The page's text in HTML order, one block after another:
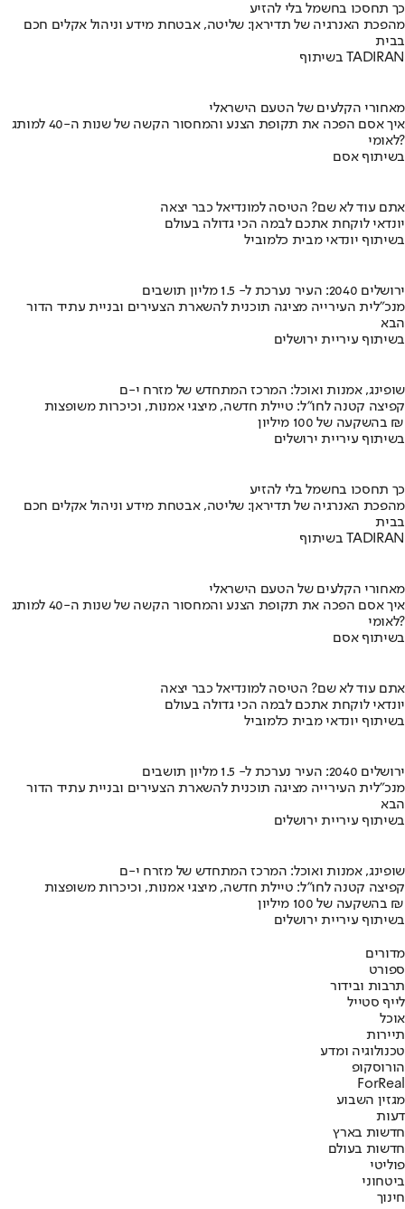
כך תחסכו בחשמל בלי להזיע
מהפכת האנרגיה של תדיראן: שליטה, אבטחת מידע וניהול אקלים חכם
בבית
בשיתוף TADIRAN
מאחורי הקלעים של הטעם הישראלי
איך אסם הפכה את תקופת הצנע והמחסור הקשה של שנות ה-40 למותג
לאומי?
בשיתוף אסם
אתם עוד לא שם? הטיסה למונדיאל כבר יצאה
יונדאי לוקחת אתכם לבמה הכי גדולה בעולם
בשיתוף יונדאי מבית כלמוביל
ירושלים 2040: העיר נערכת ל- 1.5 מליון תושבים
מנכ"לית העירייה מציגה תוכנית להשארת הצעירים ובניית עתיד הדור
הבא
בשיתוף עיריית ירושלים
שופינג, אמנות ואוכל: המרכז המתחדש של מזרח י-ם
קפיצה קטנה לחו"ל: טיילת חדשה, מיצגי אמנות, וכיכרות משופצות
בהשקעה של 100 מיליון ₪
בשיתוף עיריית ירושלים
כך תחסכו בחשמל בלי להזיע
מהפכת האנרגיה של תדיראן: שליטה, אבטחת מידע וניהול אקלים חכם
בבית
בשיתוף TADIRAN
מאחורי הקלעים של הטעם הישראלי
איך אסם הפכה את תקופת הצנע והמחסור הקשה של שנות ה-40 למותג
לאומי?
בשיתוף אסם
אתם עוד לא שם? הטיסה למונדיאל כבר יצאה
יונדאי לוקחת אתכם לבמה הכי גדולה בעולם
בשיתוף יונדאי מבית כלמוביל
ירושלים 2040: העיר נערכת ל- 1.5 מליון תושבים
מנכ"לית העירייה מציגה תוכנית להשארת הצעירים ובניית עתיד הדור
הבא
בשיתוף עיריית ירושלים
שופינג, אמנות ואוכל: המרכז המתחדש של מזרח י-ם
קפיצה קטנה לחו"ל: טיילת חדשה, מיצגי אמנות, וכיכרות משופצות
בהשקעה של 100 מיליון ₪
בשיתוף עיריית ירושלים
מדורים
ספורט
תרבות ובידור
לייף סטייל
אוכל
תיירות
טכנולוגיה ומדע
הורוסקופ
ForReal
מגזין השבוע
דעות
חדשות בארץ
חדשות בעולם
פוליטי
ביטחוני
חינוך